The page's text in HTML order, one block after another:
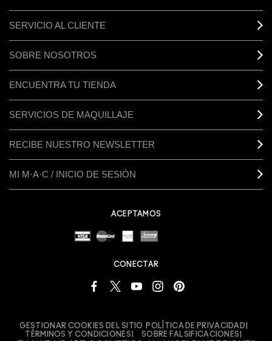
SERVICIO AL CLIENTE
SOBRE NOSOTROS
ENCUENTRA TU TIENDA
SERVICIOS DE MAQUILLAJE
RECIBE NUESTRO NEWSLETTER
MI M·A·C / INICIO DE SESIÓN
ACEPTAMOS
CONECTAR
GESTIONAR COOKIES DEL SITIO
POLÍTICA DE PRIVACIDAD
TÉRMINOS Y CONDICIONES
SOBRE FALSIFICACIONES